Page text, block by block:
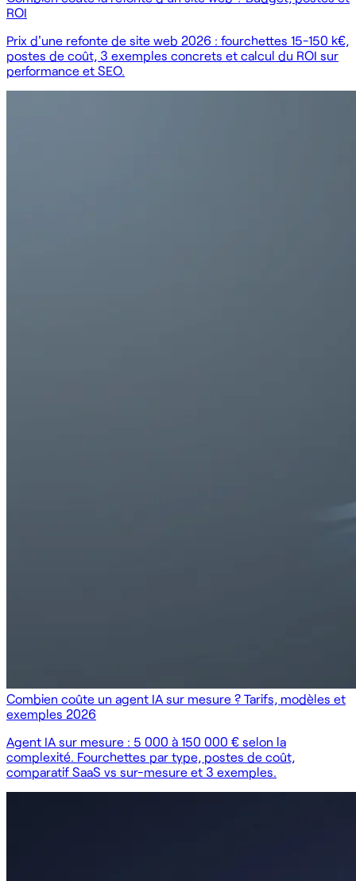
ROI
Prix d'une refonte de site web 2026 : fourchettes 15-150 k€,
postes de coût, 3 exemples concrets et calcul du ROI sur
performance et SEO.
Combien coûte un agent IA sur mesure ? Tarifs, modèles et
exemples 2026
Agent IA sur mesure : 5 000 à 150 000 € selon la
complexité. Fourchettes par type, postes de coût,
comparatif SaaS vs sur-mesure et 3 exemples.